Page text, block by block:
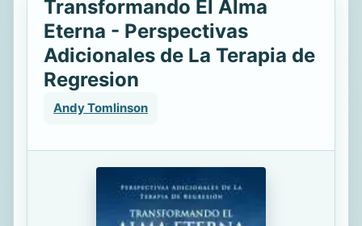
Transformando El Alma
Eterna - Perspectivas
Adicionales de La Terapia de
Regresion
Andy Tomlinson